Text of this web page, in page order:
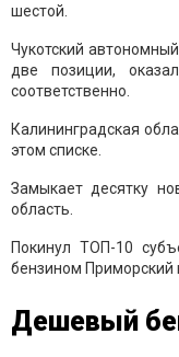
шестой.
Чукотский
две позиции,
соответственно.
Калининградская
этом списке.
Замыкает десятку
область.
Покинул ТОП-10
бензином Приморский
Дешевый